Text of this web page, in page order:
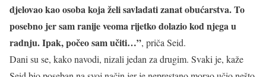
djelovao kao osoba koja želi savladati zanat obućarstva. To
posebno jer sam ranije veoma rijetko dolazio kod njega u
radnju. Ipak, počeo sam učiti…”, priča Seid.
Dani su se, kako navodi, nizali jedan za drugim. Svaki je, kaže